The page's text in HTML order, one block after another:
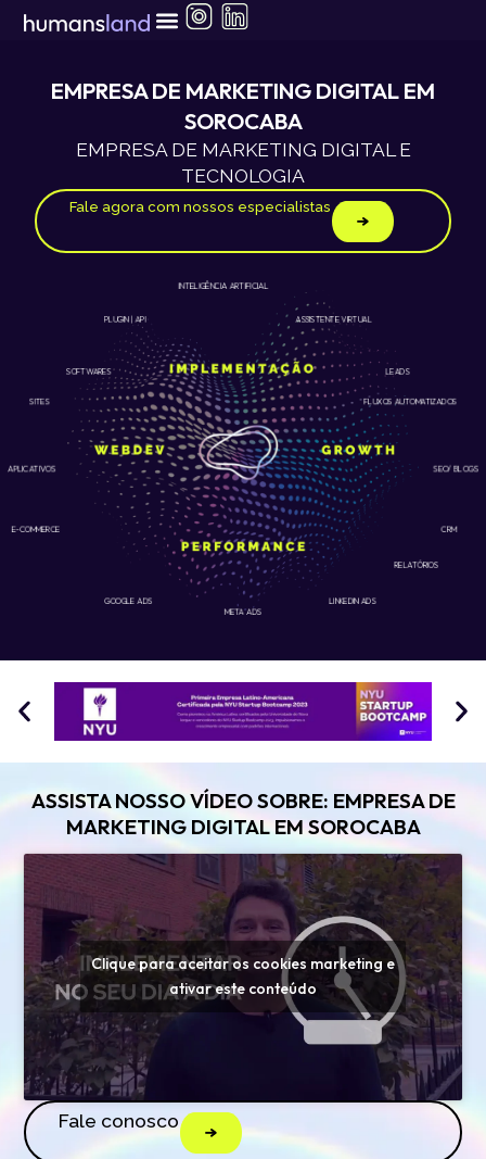
para
conteúdoEMPRESA DE MARKETING DIGITAL EM
SOROCABA
EMPRESA DE MARKETING DIGITAL E
TECNOLOGIA
Fale agora com nossos especialistas
GOOGLE ADS LINKEDIN ADS
APLICATIVOS
SITES
E-COMMERCE
META ADS
CRM
RELATÓRIOS
SEO/ BLOGS
FLUXOS AUTOMATIZADOS
INTELIGÊNCIA ARTIFICIAL
PLUGIN | API
SOFTWARES
ASSISTENTE VIRTUAL
LEADS
ASSISTA NOSSO VÍDEO SOBRE: EMPRESA DE
MARKETING DIGITAL EM SOROCABA
Clique para aceitar os cookies marketing e
ativar este conteúdo
Fale conosco